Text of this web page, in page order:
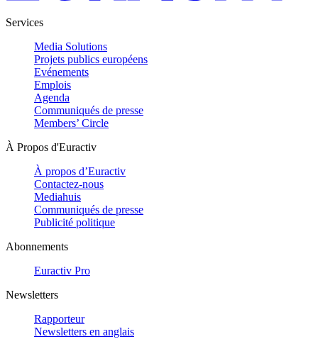
Services
Media Solutions
Projets publics européens
Evénements
Emplois
Agenda
Communiqués de presse
Members’ Circle
À Propos d'Euractiv
À propos d’Euractiv
Contactez-nous
Mediahuis
Communiqués de presse
Publicité politique
Abonnements
Euractiv Pro
Newsletters
Rapporteur
Newsletters en anglais